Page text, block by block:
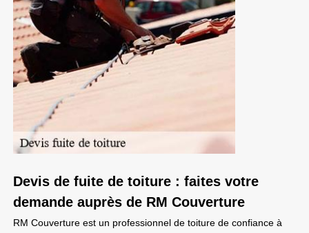
Devis de fuite de toiture : faites votre
demande auprès de RM Couverture
RM Couverture est un professionnel de toiture de confiance à